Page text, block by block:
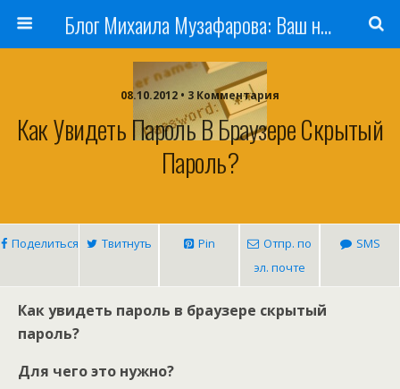
Блог Михаила Музафарова: Ваш наставник по заработку в Интернете
08.10.2012 • 3 Комментария
Как Увидеть Пароль В Браузере Скрытый
Пароль?
Поделиться Твитнуть Pin
Отпр. по
эл. почте
SMS
Как увидеть пароль в браузере скрытый
пароль?
Для чего это нужно?